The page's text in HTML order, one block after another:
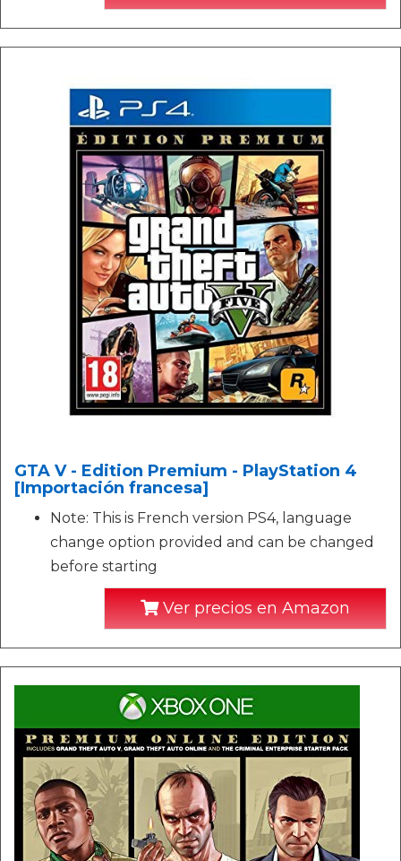
GTA V - Edition Premium - PlayStation 4
[Importación francesa]
Note: This is French version PS4, language
change option provided and can be changed
before starting
Ver precios en Amazon